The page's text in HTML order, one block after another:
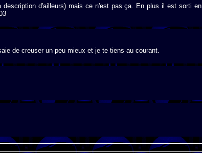
d'ailleurs) mais ce n'est pas ça. En plus il est sorti en
de creuser un peu mieux et je te tiens au courant.